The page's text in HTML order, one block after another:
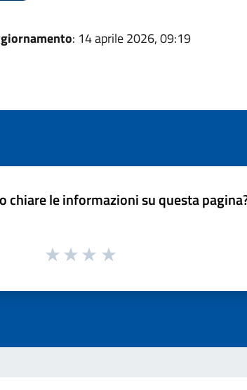
: 14 aprile 2026, 09:19
chiare le informazioni su questa